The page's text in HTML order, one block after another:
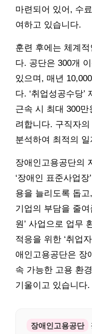
마련되어 있어, 수
여하고 있습니다.
훈련 후에는 체계
다. 공단은 300개
있으며, 매년
다. ‘취업성공수당
근속 시 최대 300
려합니다. 구직자
분석하여 최적의
장애인고용공단의
‘장애인 표준사업
용을 늘리도록 돕고
기업의 부담을 줄여
원’ 사업으로 업무
적응을 위한 ‘취업
애인고용공단은 장
속 가능한 고용 환
기울이고 있습니다.
장애인고용공단